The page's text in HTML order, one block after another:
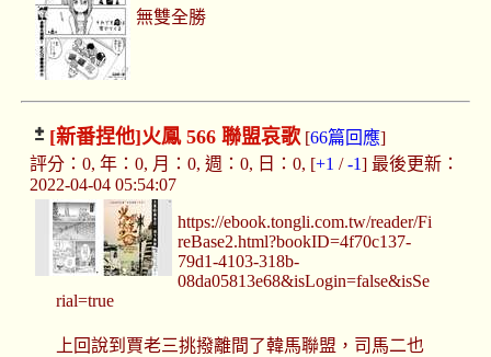
無雙全勝
[新番捏他]火鳳 566 聯盟哀歌[66篇回應]
評分：0, 年：0, 月：0, 週：0, 日：0, [+1 /-1] 最後更新：
2022-04-04 05:54:07
https://ebook.tongli.com.tw/reader/Fi
reBase2.html?bookID=4f70c137-
79d1-4103-318b-
08da05813e68&isLogin=false&isSe
rial=true
上回說到賈老三挑撥離間了韓馬聯盟，司馬二也